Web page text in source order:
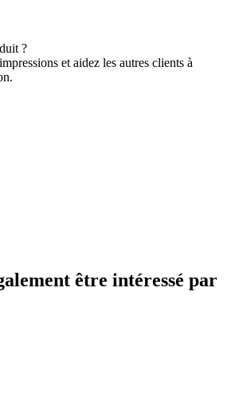
?
et aidez les autres clients à
être intéressé par